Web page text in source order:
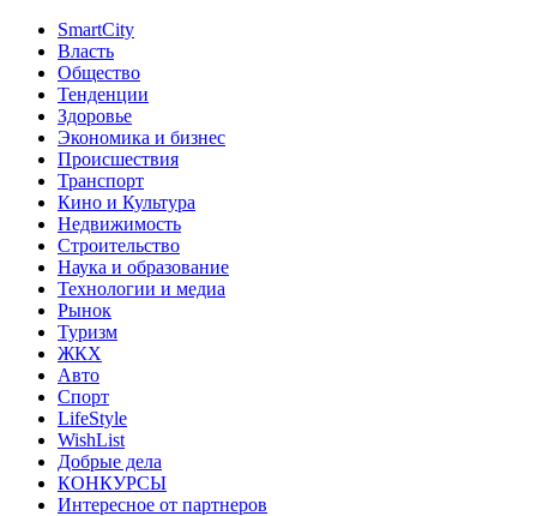
SmartCity
Власть
Общество
Тенденции
Здоровье
Экономика и бизнес
Происшествия
Транспорт
Кино и Культура
Недвижимость
Строительство
Наука и образование
Технологии и медиа
Рынок
Туризм
ЖКХ
Авто
Спорт
LifeStyle
WishList
Добрые дела
КОНКУРСЫ
Интересное от партнеров